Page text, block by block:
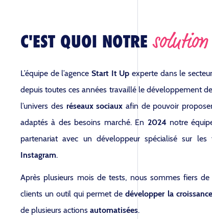
C'EST QUOI NOTREsolution
L’équipe de l’agence Start It Up experte dans le
depuis toutes ces années travaillé le développement
l’univers des réseaux sociaux afin de pouvoir
adaptés à des besoins marché. En 2024notre
partenariat avec un développeur spécialisé sur
Instagram.
Après plusieurs mois de tests, nous sommes fiers
clients un outil qui permet de développer la
de plusieurs actionsautomatisées.